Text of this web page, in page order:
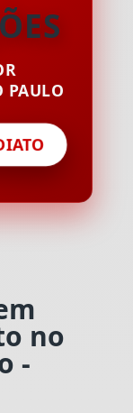
PAULO
no
-